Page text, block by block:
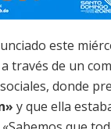
este
través de un
donde
y que ella